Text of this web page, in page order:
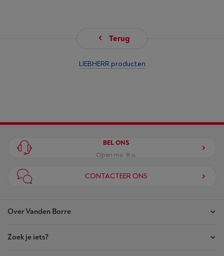
Terug
LIEBHERR producten
Over Vanden Borre
Onze winkels
Zoek je iets?
BEL ONS
Open ma. 8 u.
CONTACTEER ONS